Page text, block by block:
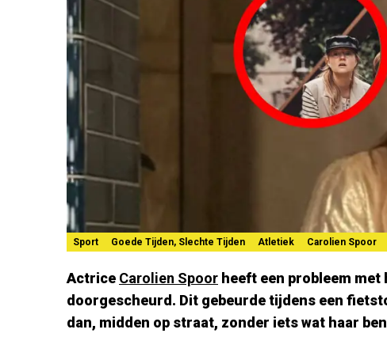
Sport Goede Tijden, Slechte Tijden Atletiek Carolien Spoor
Actrice Carolien Spoor heeft een probleem met
doorgescheurd. Dit gebeurde tijdens een
dan, midden op straat, zonder iets wat haar